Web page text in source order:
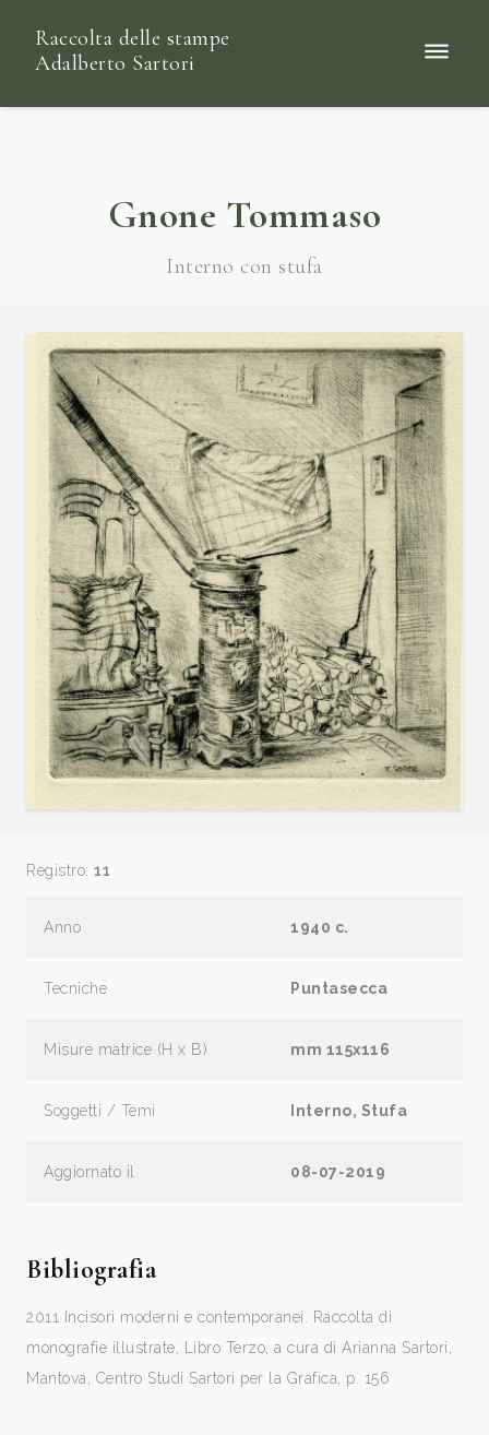
Raccolta delle stampe
Adalberto Sartori
Gnone Tommaso
Interno con stufa
Registro: 11
Anno 1940 c.
Tecniche Puntasecca
Misure matrice (H x B) mm 115x116
Soggetti / Temi Interno, Stufa
Aggiornato il 08-07-2019
Bibliografia
2011 Incisori moderni e contemporanei. Raccolta di
monografie illustrate, Libro Terzo, a cura di Arianna Sartori,
Mantova, Centro Studi Sartori per la Grafica, p. 156